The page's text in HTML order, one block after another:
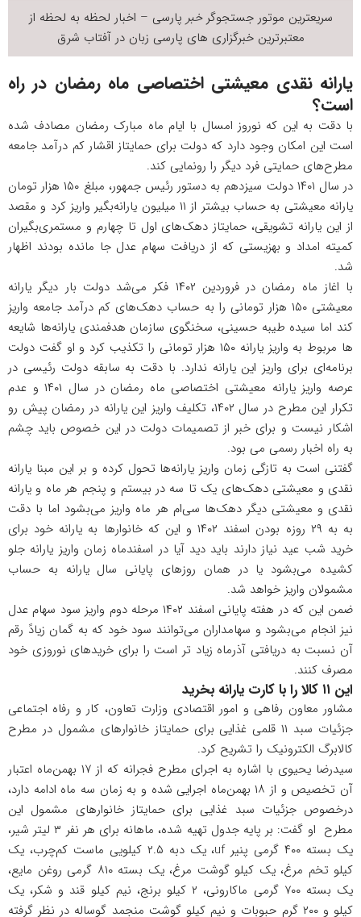
سریعترین موتور جستجوگرخبر پارسی – اخبار لحظه به لحظه از
معتبرترین خبرگزاری های پارسی زبان درآفتاب شرق
یارانه نقدی معیشتی اختصاصی ماه رمضان در راه
است؟
با دقت به این که نوروز امسال با ایام ماه مبارک رمضان مصادف شده
است این امکان وجود دارد که دولت برای حمایتاز اقشار کم درآمد جامعه
مطرح‌های حمایتی فرد دیگر را رونمایی کند.
در سال ۱۴۰۱ دولت سیزدهم به دستور رئیس جمهور، مبلغ ۱۵۰ هزار تومان
یارانه معیشتی به حساب بیشتر از ۱۱ میلیون یارانه‌بگیر واریز کرد و مقصد
از این یارانه تشویقی، حمایتاز دهک‌های اول تا چهارم و مستمری‌بگیران
کمیته امداد و بهزیستی که از دریافت سهام عدل جا مانده بودند اظهار
شد.
با اغاز ماه رمضان در فروردین ۱۴۰۲ فکر می‌شد دولت بار دیگر یارانه
معیشتی ۱۵۰ هزار تومانی را به حساب دهک‌های کم درآمد جامعه واریز
کند اما سیده طیبه حسینی، سخنگوی سازمان هدفمندی یارانه‌ها شایعه
ها مربوط به واریز یارانه ۱۵۰ هزار تومانی را تکذیب کرد و او گفت دولت
برنامه‌ای برای واریز این یارانه ندارد. با دقت به سابقه دولت رئیسی در
عرصه واریز یارانه معیشتی اختصاصی ماه رمضان در سال ۱۴۰۱ و عدم
تکرار این مطرح در سال ۱۴۰۲، تکلیف واریز این یارانه در رمضان پیش رو
اشکار نیست و برای خبر از تصمیمات دولت در این خصوص باید چشم
به راه اخبار رسمی می بود.
گفتنی است به تازگی زمان واریز یارانه‌ها تحول کرده و بر این مبنا یارانه
نقدی و معیشتی دهک‌های یک تا سه در بیستم و پنجم هر ماه و یارانه
نقدی و معیشتی دیگر دهک‌ها سی‌ام هر ماه واریز می‌بشود اما با دقت
به به ۲۹ روزه بودن اسفند ۱۴۰۲ و این که خانوارها به یارانه خود برای
خرید شب عید نیاز دارند باید دید آیا در اسفندماه زمان واریز یارانه جلو
کشیده می‌بشود یا در همان روزهای پایانی سال یارانه به حساب
مشمولان واریز خواهد شد.
ضمن این که در هفته پایانی اسفند ۱۴۰۲ مرحله دوم واریز سود سهام عدل
نیز انجام می‌بشود و سهامداران می‌توانند سود خود که به گمان زیادً رقم
آن نسبت به دریافتی آذرماه زیاد تر است را برای خریدهای نوروزی خود
مصرف کنند.
این ۱۱ کالا را با کارت یارانه بخرید
مشاور معاون رفاهی و امور اقتصادی وزارت تعاون، کار و رفاه اجتماعی
جزئیات سبد ۱۱ قلمی غذایی برای حمایتاز خانوارهای مشمول در مطرح
کالابرگ الکترونیک را تشریح کرد.
سیدرضا یحیوی با اشاره به اجرای مطرح فجرانه که از ۱۷ بهمن‌ماه اعتبار
آن تخصیص و از ۱۸ بهمن‌ماه اجرایی شده و به زمان سه ماه ادامه دارد،
درخصوص جزئیات سبد غذایی برای حمایتاز خانوارهای مشمول این
مطرح او گفت: بر پایه جدول تهیه شده، ماهانه برای هر نفر ۳ لیتر شیر،
یک بسته ۴۰۰ گرمی پنیر uf، یک دبه ۲.۵ کیلویی ماست کم‌چرب، یک
کیلو تخم مرغ، یک کیلو گوشت مرغ، یک بسته ۸۱۰ گرمی روغن مایع،
یک بسته ۷۰۰ گرمی ماکارونی، ۲ کیلو برنج، نیم کیلو قند و شکر، یک
کیلو و ۲۰۰ گرم حبوبات و نیم کیلو گوشت منجمد گوساله در نظر گرفته